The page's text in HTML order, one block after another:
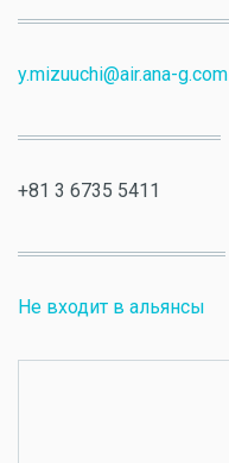
y.mizuuchi@air.ana-g.com
+81 3 6735 5411
Не входит в альянсы